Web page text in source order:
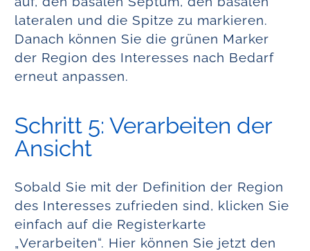
lateralen und die Spitze zu markieren.
Danach können Sie die grünen Marker
der Region des Interesses nach Bedarf
erneut anpassen.
Schritt 5: Verarbeiten der
Ansicht
Sobald Sie mit der Definition der Region
des Interesses zufrieden sind, klicken Sie
einfach auf die Registerkarte
„Verarbeiten“. Hier können Sie jetzt den